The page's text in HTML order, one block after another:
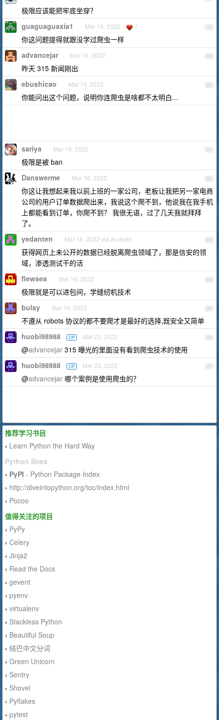
极限应该能把牢底坐穿？
18
guaguaguaxia1 Mar 16, 2022 1
你这问题提得就跟没学过爬虫一样
19
advancejar Mar 16, 2022
昨天 315 新闻刚出
20
ebushicao Mar 16, 2022
你能问出这个问题，说明你连爬虫是啥都不太明白...
21
sariya Mar 16, 2022
极限是被 ban
22
Danswerme Mar 16, 2022
你这让我想起来我以前上班的一家公司，老板让我把另一家电商
公司的用户订单数据爬出来，我说这个爬不到，他说我在我手机
上都能看到订单，你爬不到？ 我很无语，过了几天我就拜拜
了。
23
yedanten Mar 16, 2022 via Android
获得网页上未公开的数据已经脱离爬虫领域了，那是信安的领
域，渗透测试干的活
24
flewsea Mar 16, 2022
极限就是可以进包间，学缝纫机技术
25
bulay Mar 16, 2022
不遵从 robots 协议的都不要爬才是最好的选择,既安全又简单
26
huobi98988 OP Mar 23, 2022
@advancejar 315 曝光的里面没有看到爬虫技术的使用
27
huobi98988 OP Mar 23, 2022
@advancejar 哪个案例是使用爬虫的？
推荐学习书目
› Learn Python the Hard Way
Python Sites
› PyPI - Python Package Index
› http://diveintopython.org/toc/index.html
› Pocoo
值得关注的项目
› PyPy
› Celery
› Jinja2
› Read the Docs
› gevent
› pyenv
› virtualenv
› Stackless Python
› Beautiful Soup
› 结巴中文分词
› Green Unicorn
› Sentry
› Shovel
› Pyflakes
› pytest